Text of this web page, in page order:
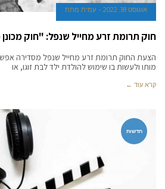
אוגוסט 18, 2022 עמית מתת
חוק תרומת זרע מחייל שנפל: "חוק
הצעת החוק תרומת זרע מחייל שנפל מסדירה
מותו ולעשות בו שימוש להולדת ילד לבת זוגו, או
קרא עוד ←
חדשות